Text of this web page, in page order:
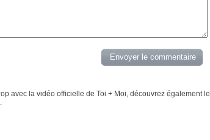
avec la vidéo officielle de Toi + Moi, découvrez également le
.